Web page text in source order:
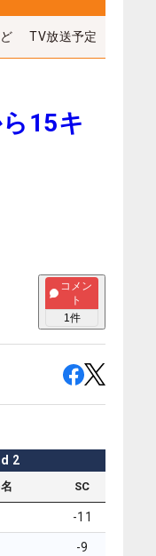
TV放送予定
15キ
コメン
ト
1件
2
SC
-11
-9